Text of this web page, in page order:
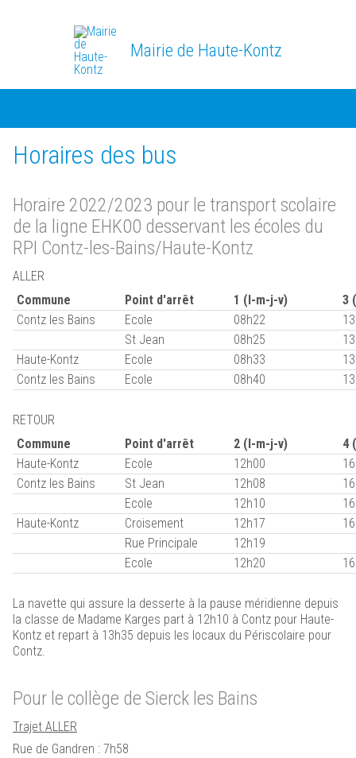
Mairie de Haute-Kontz
Horaires des bus
Horaire 2022/2023 pour le transport scolaire
de la ligne EHK00 desservant les écoles du
RPI Contz-les-Bains/Haute-Kontz
ALLER
Commune
Point d'arrêt 1 (l-m-j-v)
3
Contz les Bains
Ecole 08h22
St Jean
08h25
Haute-Kontz
Ecole 08h33
Contz les Bains
Ecole 08h40
RETOUR
Commune
Point d'arrêt 2 (l-m-j-v)
4
Haute-Kontz
Ecole 12h00
Contz les Bains
St Jean 12h08
Ecole
12h10
Haute-Kontz
Croisement 12h17
Rue Principale
12h19
Ecole
12h20
La navette qui assure la desserte à la pause méridienne depuis
la classe de Madame Karges part à 12h10 à Contz pour Haute-
Kontz et repart à 13h35 depuis les locaux du Périscolaire pour
Contz.
Pour le collège de Sierck les Bains
Trajet ALLER
Rue de Gandren : 7h58